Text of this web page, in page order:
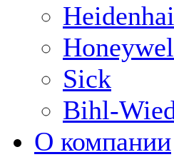
Sick
Bihl-
О компании